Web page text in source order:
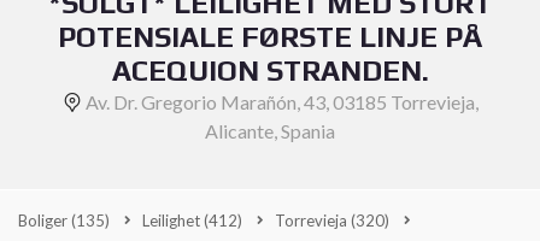
POTENSIALE FØRSTE LINJE PÅ
ACEQUION STRANDEN.
Av. Dr. Gregorio Marañón, 43, 03185 Torrevieja,
Alicante, Spania
Boliger(135) Leilighet(412) Torrevieja (320)